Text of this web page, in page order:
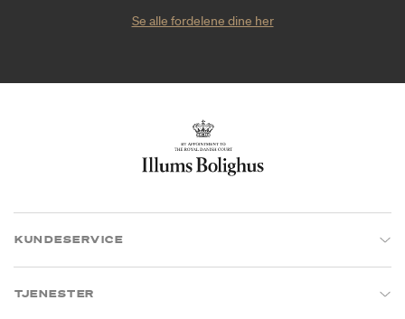
Se alle fordelene dine her
KUNDESERVICE
TJENESTER